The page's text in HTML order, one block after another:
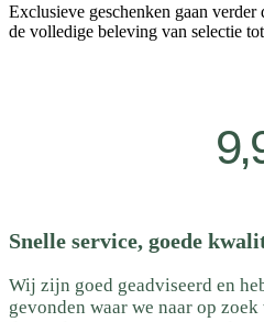
Exclusieve geschenken gaan
de volledige beleving van selectie
Snelle service, goede
Wij zijn goed geadviseerd en
gevonden waar we naar op